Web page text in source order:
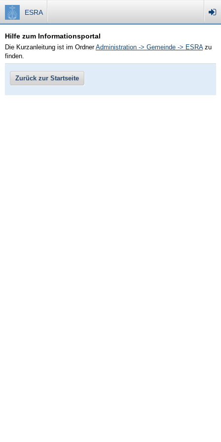
ESRA
Hilfe zum Informationsportal
Die Kurzanleitung ist im OrdnerAdministration -> Gemeinde -> ESRAzu
finden.
Zurück zur Startseite